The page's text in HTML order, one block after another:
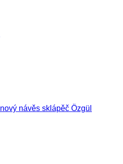
nový návěs sklápěč Özgül